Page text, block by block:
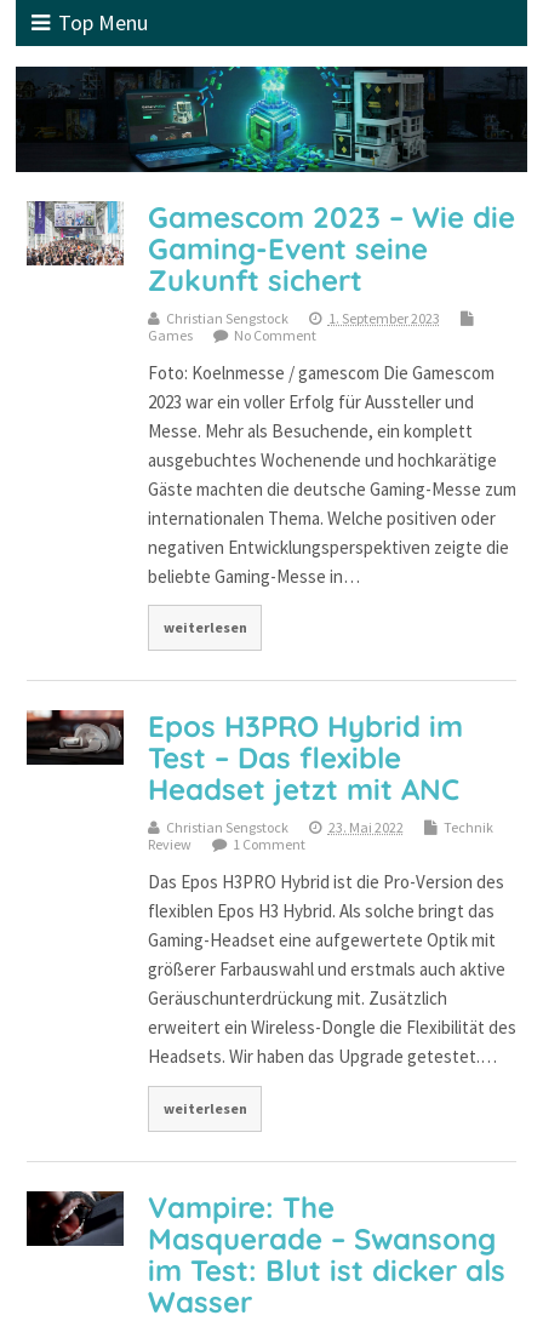
Top Menu
Gamescom 2023 – Wie die
Gaming-Event seine
Zukunft sichert
Christian Sengstock
1. September 2023
Games
No Comment
Foto: Koelnmesse / gamescom Die Gamescom
2023 war ein voller Erfolg für Aussteller und
Messe. Mehr als Besuchende, ein komplett
ausgebuchtes Wochenende und hochkarätige
Gäste machten die deutsche Gaming-Messe zum
internationalen Thema. Welche positiven oder
negativen Entwicklungsperspektiven zeigte die
beliebte Gaming-Messe in…
weiterlesen
Epos H3PRO Hybrid im
Test – Das flexible
Headset jetzt mit ANC
Christian Sengstock 23. Mai 2022
Technik
Review
1 Comment
Das Epos H3PRO Hybrid ist die Pro-Version des
flexiblen Epos H3 Hybrid. Als solche bringt das
Gaming-Headset eine aufgewertete Optik mit
größerer Farbauswahl und erstmals auch aktive
Geräuschunterdrückung mit. Zusätzlich
erweitert ein Wireless-Dongle die Flexibilität des
Headsets. Wir haben das Upgrade getestet.…
weiterlesen
Vampire: The
Masquerade – Swansong
im Test: Blut ist dicker als
Wasser